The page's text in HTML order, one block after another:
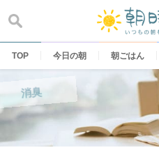
content
TOP 今日の朝 朝ごはん
消臭